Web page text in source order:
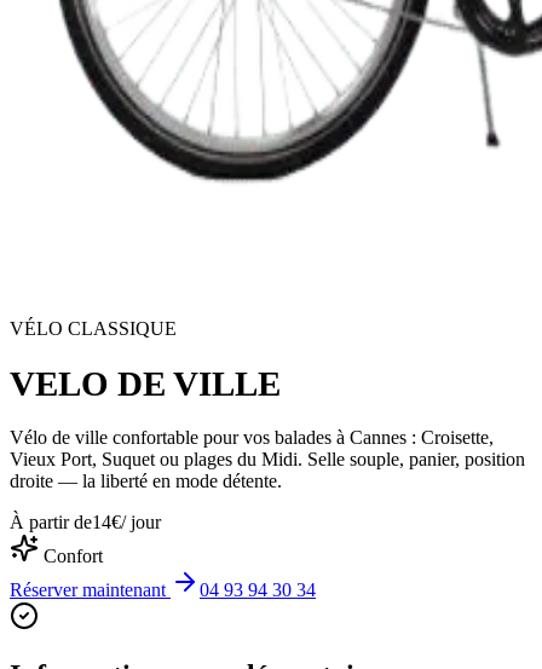
VÉLO CLASSIQUE
VELO DE VILLE
Vélo de ville confortable pour vos balades à Cannes : Croisette,
Vieux Port, Suquet ou plages du Midi. Selle souple, panier, position
droite — la liberté en mode détente.
À partir de14€/ jour
Confort
Réserver maintenant
04 93 94 30 34